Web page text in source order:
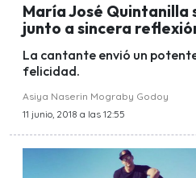
María José Quintanilla
junto a sincera
La cantante envió un
felicidad.
Asiya Naserin Mograby Godoy
11 junio, 2018 a las 12:55